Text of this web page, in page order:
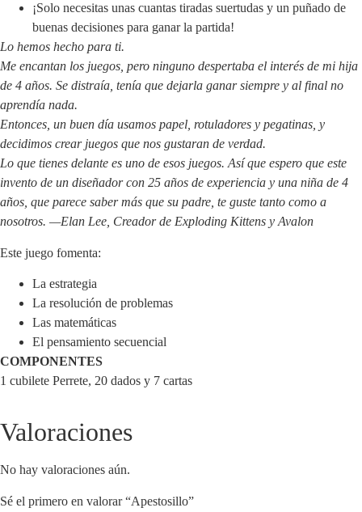
¡Solo necesitas unas cuantas tiradas suertudas y un puñado de
buenas decisiones para ganar la partida!
Lo hemos hecho para ti.
Me encantan los juegos, pero ninguno despertaba el interés de mi hija
de 4 años. Se distraía, tenía que dejarla ganar siempre y al final no
aprendía nada.
Entonces, un buen día usamos papel, rotuladores y pegatinas, y
decidimos crear juegos que nos gustaran de verdad.
Lo que tienes delante es uno de esos juegos. Así que espero que este
invento de un diseñador con 25 años de experiencia y una niña de 4
años, que parece saber más que su padre, te guste tanto como a
nosotros. —Elan Lee, Creador de Exploding Kittens y Avalon
Este juego fomenta:
La estrategia
La resolución de problemas
Las matemáticas
El pensamiento secuencial
COMPONENTES
1 cubilete Perrete, 20 dados y 7 cartas
Valoraciones
No hay valoraciones aún.
Sé el primero en valorar “Apestosillo”